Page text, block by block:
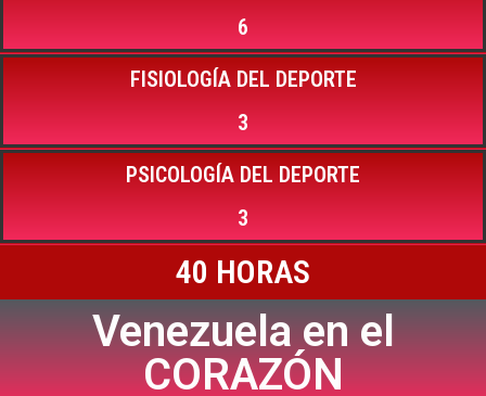
6
FISIOLOGÍA DEL DEPORTE
3
PSICOLOGÍA DEL DEPORTE
3
40 HORAS
Venezuela en el
CORAZÓN